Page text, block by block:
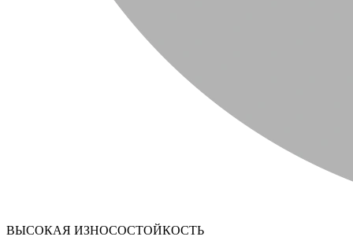
ВЫСОКАЯ ИЗНОСОСТОЙКОСТЬ